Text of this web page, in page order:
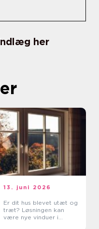
her
13. juni 2026
Er dit hus blevet utæt og
træt? Løsningen kan
være nye vinduer i